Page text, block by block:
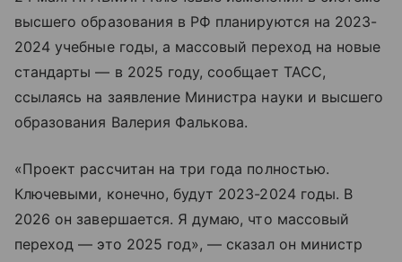
высшего образования в РФ планируются на 2023-
2024 учебные годы, а массовый переход на новые
стандарты — в 2025 году, сообщает ТАСС,
ссылаясь на заявление Министра науки и высшего
образования Валерия Фалькова.
«Проект рассчитан на три года полностью.
Ключевыми, конечно, будут 2023-2024 годы. В
2026 он завершается. Я думаю, что массовый
переход — это 2025 год», — сказал он министр